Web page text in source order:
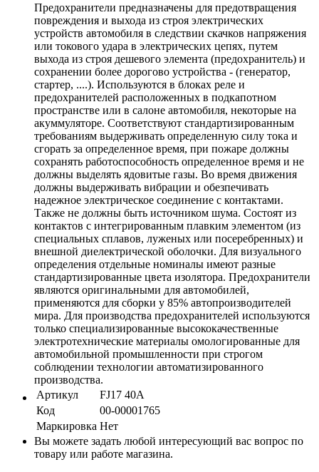
Предохранители предназначены для предотвращения
повреждения и выхода из строя электрических
устройств автомобиля в следствии скачков напряжения
или токового удара в электрических цепях, путем
выхода из строя дешевого элемента (предохранитель) и
сохранении более дорогово устройства - (генератор,
стартер, ....). Используются в блоках реле и
предохранителей расположенных в подкапотном
пространстве или в салоне автомобиля, некоторые на
акуммуляторе. Соответствуют стандартизированным
требованиям выдерживать определенную силу тока и
сгорать за определенное время, при пожаре должны
сохранять работоспособность определенное время и не
должны выделять ядовитые газы. Во время движения
должны выдерживать вибрации и обезпечивать
надежное электрическое соединение с контактами.
Также не должны быть источником шума. Состоят из
контактов с интегрированным плавким элементом (из
специальных сплавов, луженых или посеребренных) и
внешной диелектрической оболочки. Для визуального
определения отдельные номиналы имеют разные
стандартизированные цвета изолятора. Предохранители
являются оригинальными для автомобилей,
применяются для сборки у 85% автопроизводителей
мира. Для производства предохранителей используются
только специализированные высококачественные
электротехнические материалы омологированные для
автомобильной промышленности при строгом
соблюдении технологии автоматизированного
производства.
Артикул
FJ17 40A
Код
00-00001765
Маркировка Нет
Вы можете задать любой интересующий вас вопрос по
товару или работе магазина.